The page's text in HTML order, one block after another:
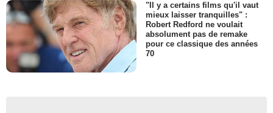
"Il y a certains films qu'il vaut
mieux laisser tranquilles" :
Robert Redford ne voulait
absolument pas de remake
pour ce classique des années
70